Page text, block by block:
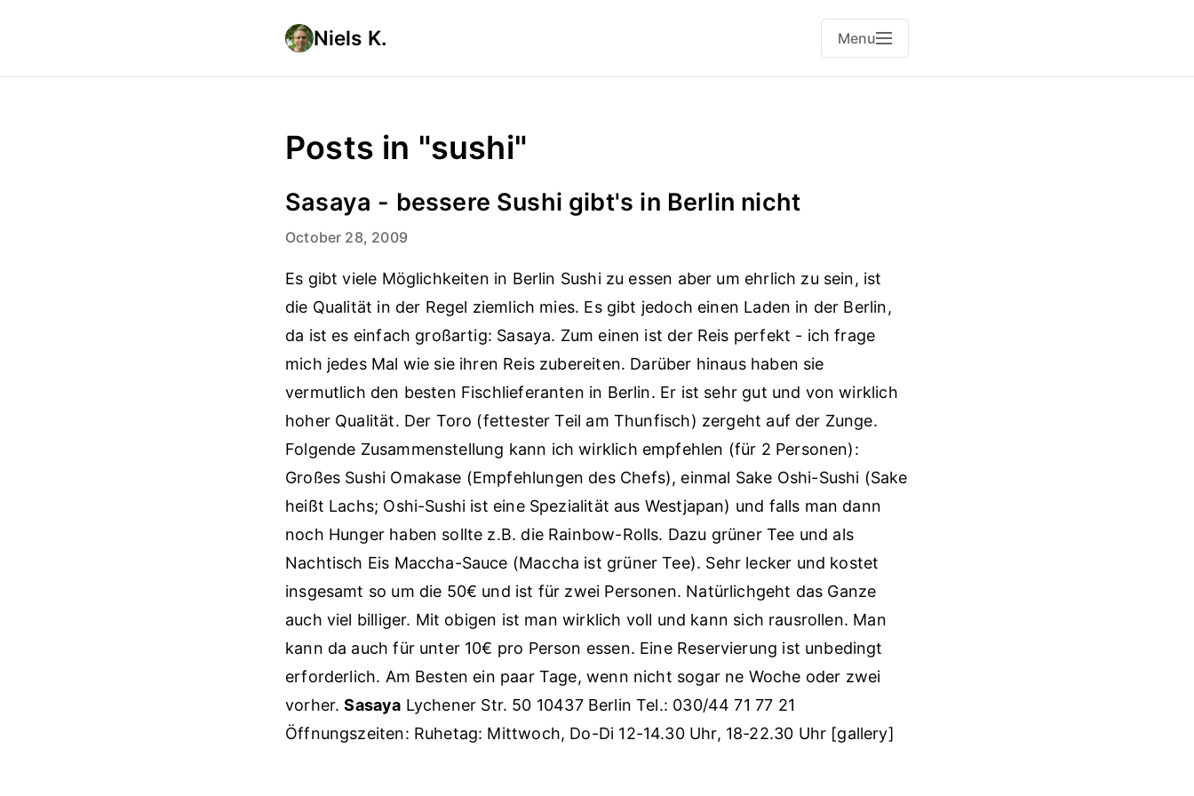
Niels K. Menu
Posts in "sushi"
Sasaya - bessere Sushi gibt's in Berlin nicht
October 28, 2009
Es gibt viele Möglichkeiten in Berlin Sushi zu essen aber um ehrlich zu sein, ist
die Qualität in der Regel ziemlich mies. Es gibt jedoch einen Laden in der Berlin,
da ist es einfach großartig: Sasaya. Zum einen ist der Reis perfekt - ich frage
mich jedes Mal wie sie ihren Reis zubereiten. Darüber hinaus haben sie
vermutlich den besten Fischlieferanten in Berlin. Er ist sehr gut und von wirklich
hoher Qualität. Der Toro (fettester Teil am Thunfisch) zergeht auf der Zunge.
Folgende Zusammenstellung kann ich wirklich empfehlen (für 2 Personen):
Großes Sushi Omakase (Empfehlungen des Chefs), einmal Sake Oshi-Sushi (Sake
heißt Lachs; Oshi-Sushi ist eine Spezialität aus Westjapan) und falls man dann
noch Hunger haben sollte z.B. die Rainbow-Rolls. Dazu grüner Tee und als
Nachtisch Eis Maccha-Sauce (Maccha ist grüner Tee). Sehr lecker und kostet
insgesamt so um die 50€ und ist für zwei Personen. Natürlichgeht das Ganze
auch viel billiger. Mit obigen ist man wirklich voll und kann sich rausrollen. Man
kann da auch für unter 10€ pro Person essen. Eine Reservierung ist unbedingt
erforderlich. Am Besten ein paar Tage, wenn nicht sogar ne Woche oder zwei
vorher.Sasaya Lychener Str. 50 10437 Berlin Tel.: 030/44 71 77 21
Öffnungszeiten: Ruhetag: Mittwoch, Do-Di 12-14.30 Uhr, 18-22.30 Uhr [gallery]